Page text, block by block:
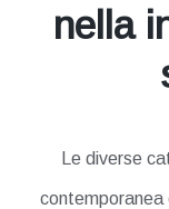
nella
Le diverse
contemporanea